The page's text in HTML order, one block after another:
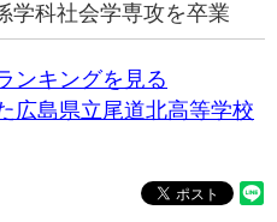
学科社会学専攻を卒業
ンキングを見る
広島県立尾道北高等学校